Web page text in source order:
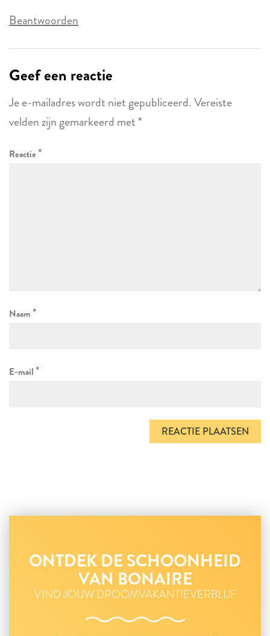
Beantwoorden
Geef een reactie
Je e-mailadres wordt niet gepubliceerd.Vereiste
velden zijn gemarkeerd met *
Reactie*
Naam *
E-mail *
ONTDEK DE SCHOONHEID
VAN BONAIRE
VIND JOUW DROOMVAKANTIEVERBLIJF